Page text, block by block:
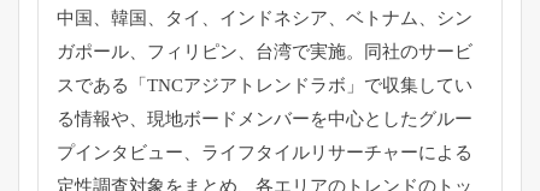
中国、韓国、タイ、インドネシア、ベトナム、シン
ガポール、フィリピン、台湾で実施。同社のサービ
スである「TNCアジアトレンドラボ」で収集してい
る情報や、現地ボードメンバーを中心としたグルー
プインタビュー、ライフタイルリサーチャーによる
定性調査対象をまとめ、各エリアのトレンドのトッ